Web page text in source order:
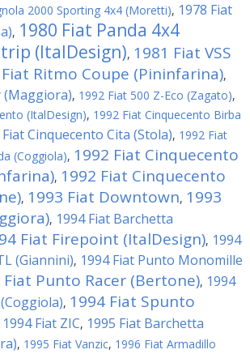
2000 Sporting 4x4 (Moretti), 1978 Fiat
, 1980 Fiat Panda 4x4
(ItalDesign), 1981 Fiat VSS
Ritmo Coupe (Pininfarina),
(Maggiora), 1992 Fiat 500 Z-Eco (Zagato),
(ItalDesign), 1992 Fiat Cinquecento Birba
Fiat Cinquecento Cita (Stola), 1992 Fiat
(Coggiola), 1992 Fiat Cinquecento
, 1992 Fiat Cinquecento
, 1993 Fiat Downtown, 1993
, 1994 Fiat Barchetta
Fiat Firepoint (ItalDesign), 1994
(Giannini), 1994 Fiat Punto Monomille
Fiat Punto Racer (Bertone), 1994
, 1994 Fiat Spunto
1994 Fiat ZIC, 1995 Fiat Barchetta
, 1995 Fiat Vanzic, 1996 Fiat Armadillo